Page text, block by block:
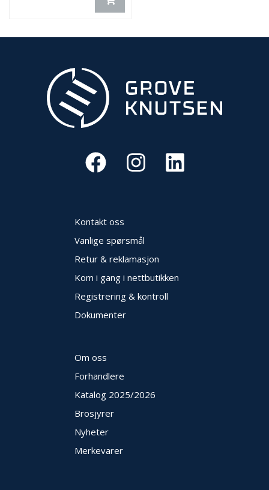
Kontakt oss
Vanlige spørsmål
Retur & reklamasjon
Kom i gang i nettbutikken
Registrering & kontroll
Dokumenter
Om oss
Forhandlere
Katalog 2025/2026
Brosjyrer
Nyheter
Merkevarer